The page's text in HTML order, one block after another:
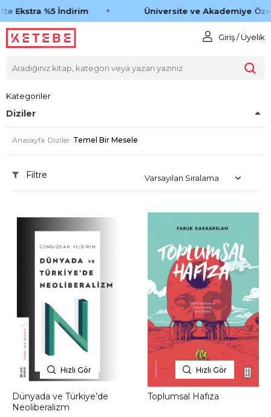
Ekstra %5 İndirim Üniversite ve Akademiye
Giriş / Üyelik
Kategoriler
Diziler
Anasayfa Diziler Temel Bir Mesele
Filtre
Hızlı Gör
Dünyada ve Türkiye’de
Neoliberalizm
Hızlı Gör
Toplumsal Hafıza